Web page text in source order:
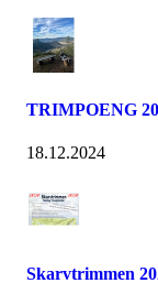
TRIMPOENG
18.12.2024
Skarvtrimmen